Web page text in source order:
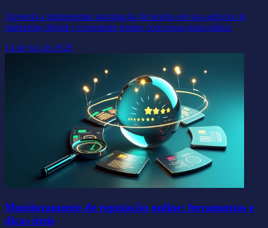
Aprenda a implementar automação de tarefas em sua agência de
marketing digital e economize tempo com nossa guia prática
14 de jul. de 2026
Monitoramento de reputação online: ferramentas e
dicas úteis